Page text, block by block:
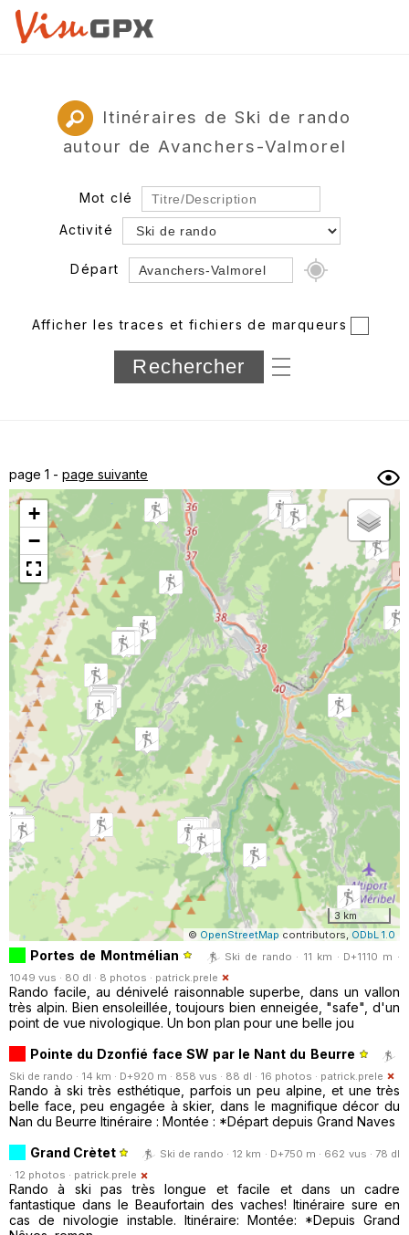
Itinéraires de Ski de rando
autour de Avanchers-Valmorel
Mot clé
Activité
Départ
Département
Longueur min/max
sous-dossiers
Trier par
Horodatage Photos
Afficher les traces et fichiers de marqueurs
page 1 - page suivante
+
−
3 km
© OpenStreetMap contributors, ODbL 1.0
Portes de Montmélian
Ski de rando · 11 km · D+1110 m ·
1049 vus · 80 dl · 8 photos · patrick.prele
Rando facile, au dénivelé raisonnable superbe, dans un vallon
très alpin. Bien ensoleillée, toujours bien enneigée, "safe", d'un
point de vue nivologique. Un bon plan pour une belle jou
Pointe du Dzonfié face SW par le Nant du Beurre
Ski de rando · 14 km · D+920 m · 858 vus · 88 dl · 16 photos · patrick.prele
Rando à ski très esthétique, parfois un peu alpine, et une très
belle face, peu engagée à skier, dans le magnifique décor du
Nan du Beurre Itinéraire : Montée : *Départ depuis Grand Naves
Grand Crètet
Ski de rando · 12 km · D+750 m · 662 vus · 78 dl
· 12 photos · patrick.prele
Rando à ski pas très longue et facile et dans un cadre
fantastique dans le Beaufortain des vaches! Itinéraire sure en
cas de nivologie instable. Itinéraire: Montée: *Depuis Grand